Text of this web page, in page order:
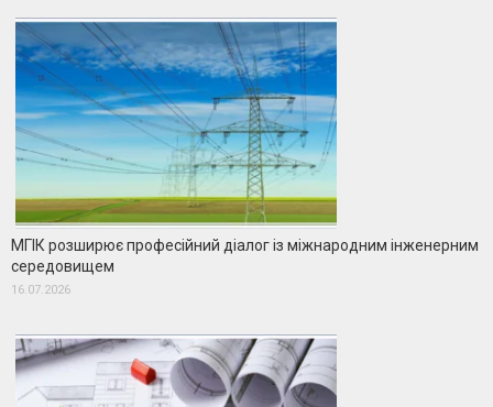
МГІК розширює професійний діалог із міжнародним інженерним
середовищем
16.07.2026